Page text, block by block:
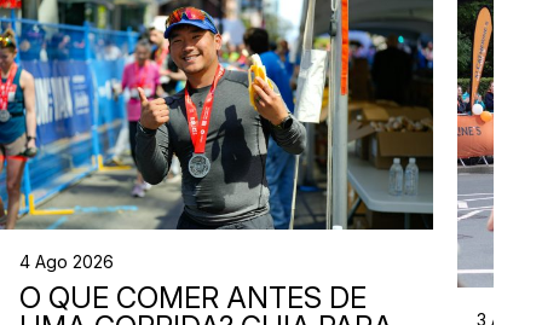
4 Ago 2026
O QUE COMER ANTES DE
3 Ago